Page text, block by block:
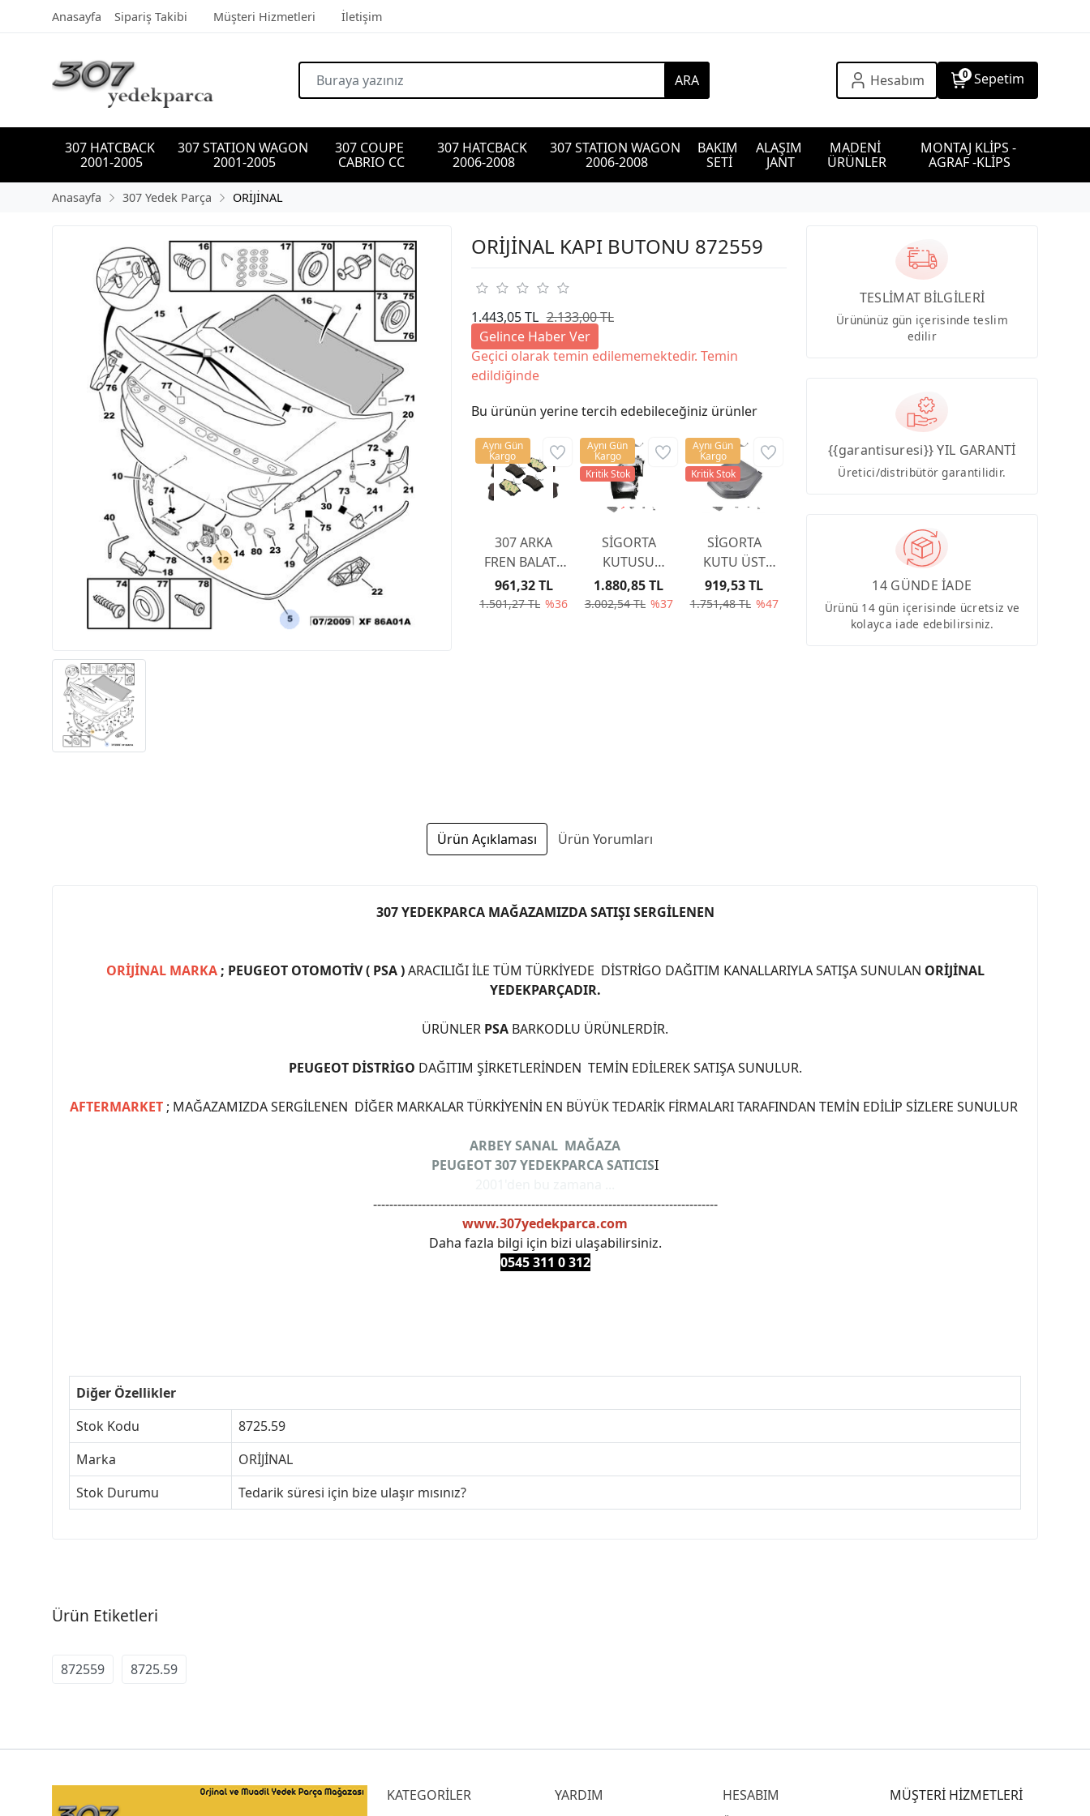
Anasayfa Sipariş Takibi Müşteri Hizmetleri İletişim
ARA Hesabım 0 Sepetim
307 HATCBACK
2001-2005
307 STATION WAGON
2001-2005
307 COUPE
CABRIO CC
307 HATCBACK
2006-2008
307 STATION WAGON
2006-2008
BAKIM
SETİ
ALAŞIM
JANT
MADENİ
ÜRÜNLER
MONTAJ KLİPS -
AGRAF -KLİPS
Anasayfa 307 Yedek Parça ORİJİNAL
ORİJİNAL KAPI BUTONU 872559
1.443,05 TL 2.133,00 TL
Gelince Haber Ver
Geçici olarak temin edilememektedir. Temin
edildiğinde
Bu ürünün yerine tercih edebileceğiniz ürünler
307 ARKA
FREN BALATA
307 YAYLI TİP
2001-2007
1.501,27 TL %36
961,32 TL
Aynı Gün
Kargo
SİGORTA
KUTUSU
KAPAĞI
6500CC
3.002,54 TL %37
1.880,85 TL
Aynı Gün
Kargo
Kritik Stok
SİGORTA
KUTU ÜST
KAPAĞI
6500CA
1.751,48 TL %47
919,53 TL
Aynı Gün
Kargo
Kritik Stok
TESLİMAT BİLGİLERİ
Ürününüz gün içerisinde teslim
edilir
{{garantisuresi}} YIL GARANTİ
Üretici/distribütör garantilidir.
14 GÜNDE İADE
Ürünü 14 gün içerisinde ücretsiz ve
kolayca iade edebilirsiniz.
Ürün Açıklaması Ürün Yorumları
307 YEDEKPARCA MAĞAZAMIZDA SATIŞI SERGİLENEN
ORİJİNAL MARKA; PEUGEOT OTOMOTİV ( PSA )ARACILIĞI İLE TÜM TÜRKİYEDE DİSTRİGO DAĞITIM KANALLARIYLA SATIŞA SUNULAN ORİJİNAL
YEDEKPARÇADIR.
ÜRÜNLER PSA BARKODLU ÜRÜNLERDİR.
PEUGEOT DİSTRİGO DAĞITIM ŞİRKETLERİNDEN TEMİN EDİLEREK SATIŞA SUNULUR.
AFTERMARKET ; MAĞAZAMIZDA SERGİLENEN DİĞER MARKALAR TÜRKİYENİN EN BÜYÜK TEDARİK FİRMALARI TARAFINDAN TEMİN EDİLİP SİZLERE SUNULUR
ARBEY SANAL MAĞAZA
PEUGEOT 307 YEDEKPARCA SATICISI
-------------------------------------------------------------------------------------
www.307yedekparca.com
Daha fazla bilgi için bizi ulaşabilirsiniz.
0545 311 0 312
Diğer Özellikler
Stok Kodu
8725.59
Marka
ORİJİNAL
Stok Durumu
Tedarik süresi için bize ulaşır mısınız?
Ürün Etiketleri
872559 8725.59
KATEGORİLER YARDIM HESABIM MÜŞTERİ HİZMETLERİ